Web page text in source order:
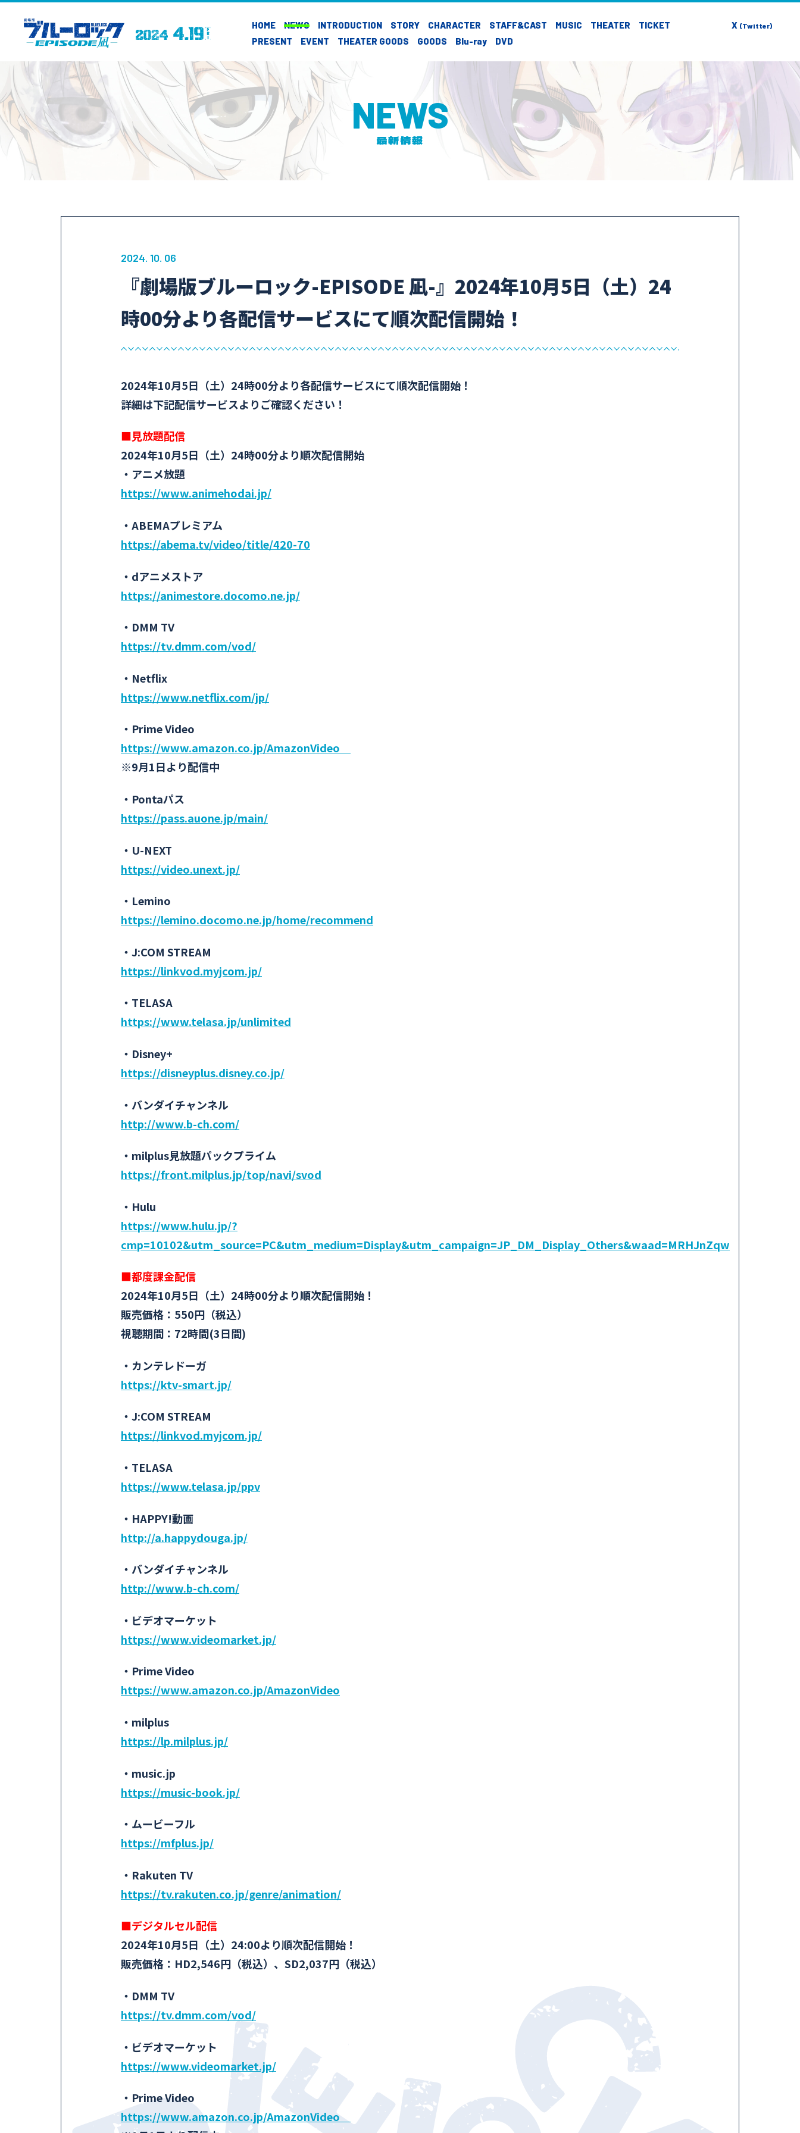
HOME NEWS INTRODUCTION STORY CHARACTER STAFF&CAST MUSIC THEATER
TICKET
PRESENT
EVENT THEATER GOODS GOODS Blu-ray DVD
X (Twitter)
NEWS
最新情報
2024. 10. 06
『劇場版ブルーロック-EPISODE 凪-』2024年10月5日（土）24
時00分より各配信サービスにて順次配信開始！
2024年10月5日（土）24時00分より各配信サービスにて順次配信開始！
詳細は下記配信サービスよりご確認ください！
■見放題配信
2024年10月5日（土）24時00分より順次配信開始
・アニメ放題
https://www.animehodai.jp/
・ABEMAプレミアム
https://abema.tv/video/title/420-70
・dアニメストア
https://animestore.docomo.ne.jp/
・DMM TV
https://tv.dmm.com/vod/
・Netflix
https://www.netflix.com/jp/
・Prime Video
https://www.amazon.co.jp/AmazonVideo
※9月1日より配信中
・Pontaパス
https://pass.auone.jp/main/
・U-NEXT
https://video.unext.jp/
・Lemino
https://lemino.docomo.ne.jp/home/recommend
・J:COM STREAM
https://linkvod.myjcom.jp/
・TELASA
https://www.telasa.jp/unlimited
・Disney+
https://disneyplus.disney.co.jp/
・バンダイチャンネル
http://www.b-ch.com/
・milplus見放題パックプライム
https://front.milplus.jp/top/navi/svod
・Hulu
https://www.hulu.jp/?
cmp=10102&utm_source=PC&utm_medium=Display&utm_campaign=JP_DM_Display_Others&waad=MRHJnZqw
■都度課金配信
2024年10月5日（土）24時00分より順次配信開始！
販売価格：550円（税込）
視聴期間：72時間(3日間)
・カンテレドーガ
https://ktv-smart.jp/
・J:COM STREAM
https://linkvod.myjcom.jp/
・TELASA
https://www.telasa.jp/ppv
・HAPPY!動画
http://a.happydouga.jp/
・バンダイチャンネル
http://www.b-ch.com/
・ビデオマーケット
https://www.videomarket.jp/
・Prime Video
https://www.amazon.co.jp/AmazonVideo
・milplus
https://lp.milplus.jp/
・music.jp
https://music-book.jp/
・ムービーフル
https://mfplus.jp/
・Rakuten TV
https://tv.rakuten.co.jp/genre/animation/
■デジタルセル配信
2024年10月5日（土）24:00より順次配信開始！
販売価格：HD2,546円（税込）、SD2,037円（税込）
・DMM TV
https://tv.dmm.com/vod/
・ビデオマーケット
https://www.videomarket.jp/
・Prime Video
https://www.amazon.co.jp/AmazonVideo